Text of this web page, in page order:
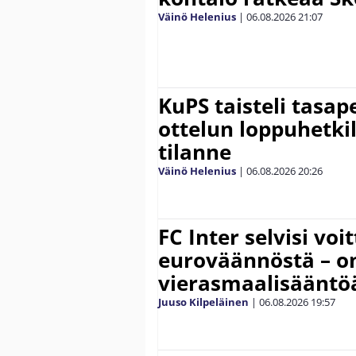
Väinö Helenius | 06.08.202621:07
KuPS taisteli
ottelun
tilanne
Väinö Helenius | 06.08.202620:26
FC Inter selvisi
euroväännöstä –
Juuso Kilpeläinen | 06.08.2026 19:57